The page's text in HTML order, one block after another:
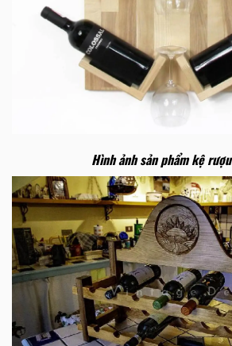
Hình ảnh sản phẩm kệ rượu